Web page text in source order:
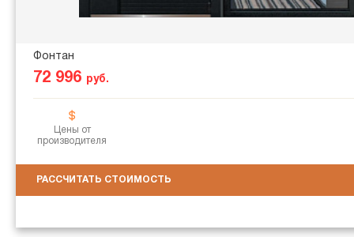
Фонтан
72 996 руб.
Цены от
производителя
РАССЧИТАТЬ СТОИМОСТЬ